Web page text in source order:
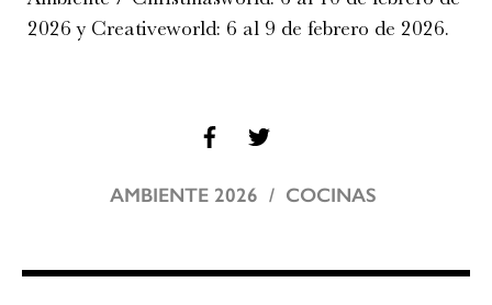
2026 y Creativeworld: 6 al 9 de febrero de 2026.
AMBIENTE 2026 COCINAS